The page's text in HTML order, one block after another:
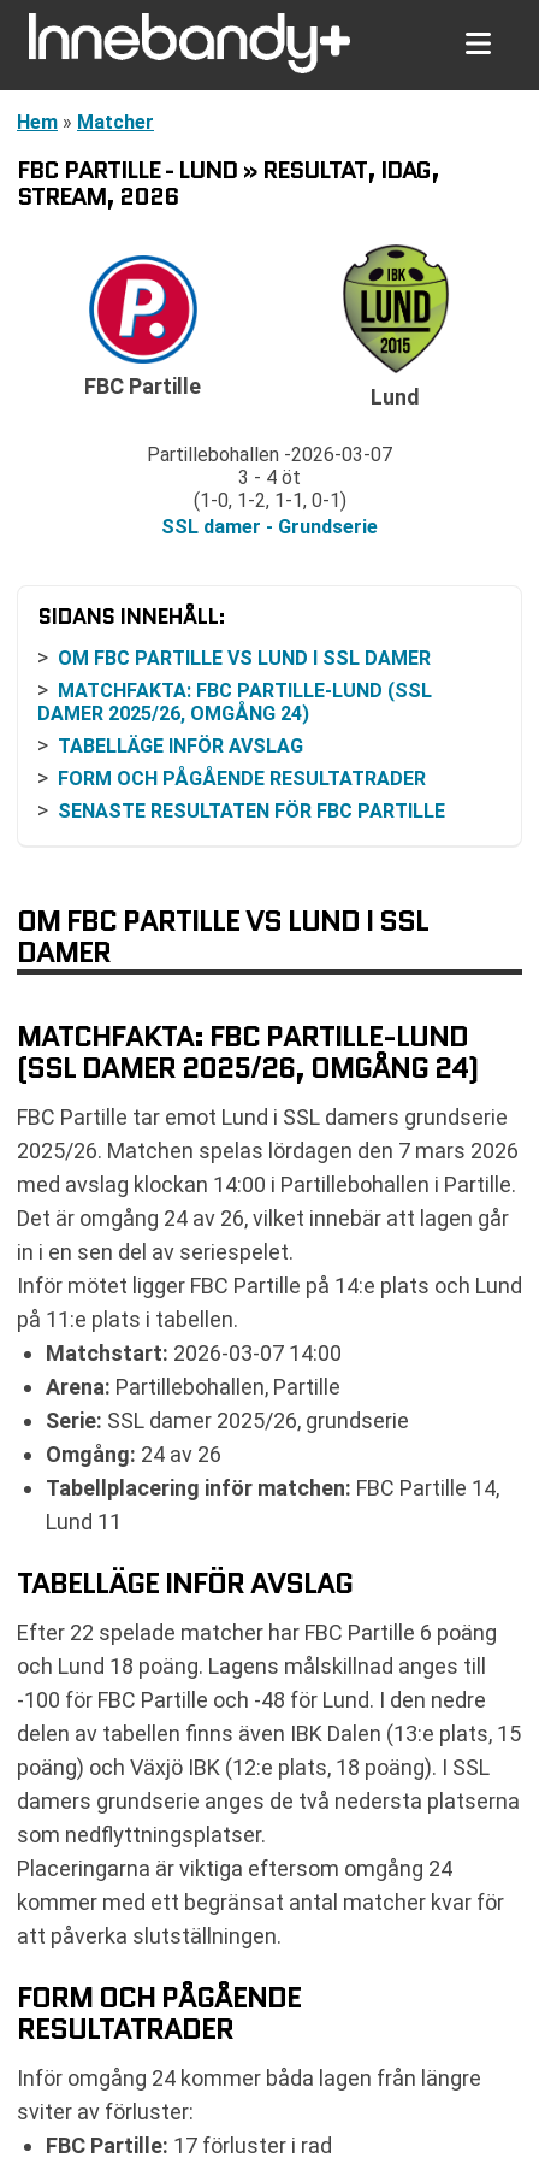
Hem » Matcher
FBC PARTILLE - LUND » RESULTAT, IDAG,
STREAM, 2026
FBC Partille
Partillebohallen 2026-03-07
3 - 4 öt
(1-0, 1-2, 1-1, 0-1)
SSL damer - Grundserie
Lund
SIDANS INNEHÅLL:
OM FBC PARTILLE VS LUND I SSL DAMER
MATCHFAKTA: FBC PARTILLE-LUND (SSL
DAMER 2025/26, OMGÅNG 24)
TABELLÄGE INFÖR AVSLAG
FORM OCH PÅGÅENDE RESULTATRADER
SENASTE RESULTATEN FÖR FBC PARTILLE
RESONEMANG KRING ODDS OCH VINSTCHANS
(UTAN SPEKULATION)
SÅ KAN DU FÖLJA MATCHEN PÅ TV ELLER
24
VANLIGA FRÅGOR OM FBC PARTILLE VS LUND
TABELL
RELATERADE NYHETER
OM FBC PARTILLE VS LUND I SSL
DAMER
MATCHFAKTA: FBC PARTILLE-LUND
(SSL DAMER 2025/26, OMGÅNG 24)
FBC Partille tar emot Lund i SSL damers grundserie
2025/26. Matchen spelas lördagen den 7 mars 2026
med avslag klockan 14:00 i Partillebohallen i Partille.
Det är omgång 24 av 26, vilket innebär att lagen går
in i en sen del av seriespelet.
Inför mötet ligger FBC Partille på 14:e plats och Lund
på 11:e plats i tabellen.
Matchstart: 2026-03-07 14:00
Arena: Partillebohallen, Partille
Serie: SSL damer 2025/26, grundserie
Omgång: 24 av 26
Tabellplacering inför matchen: FBC Partille 14,
Lund 11
TABELLÄGE INFÖR AVSLAG
Efter 22 spelade matcher har FBC Partille 6 poäng
och Lund 18 poäng. Lagens målskillnad anges till
-100 för FBC Partille och -48 för Lund. I den nedre
delen av tabellen finns även IBK Dalen (13:e plats, 15
poäng) och Växjö IBK (12:e plats, 18 poäng). I SSL
damers grundserie anges de två nedersta platserna
som nedflyttningsplatser.
Placeringarna är viktiga eftersom omgång 24
kommer med ett begränsat antal matcher kvar för
att påverka slutställningen.
FORM OCH PÅGÅENDE
RESULTATRADER
Inför omgång 24 kommer båda lagen från längre
sviter av förluster:
FBC Partille: 17 förluster i rad